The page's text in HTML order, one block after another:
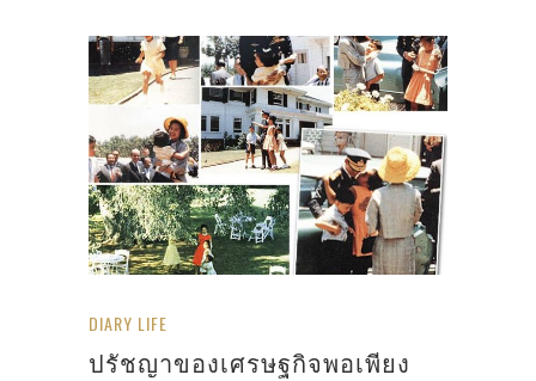
DIARY LIFE
ปรัชญาของเศรษฐกิจพอเพียง